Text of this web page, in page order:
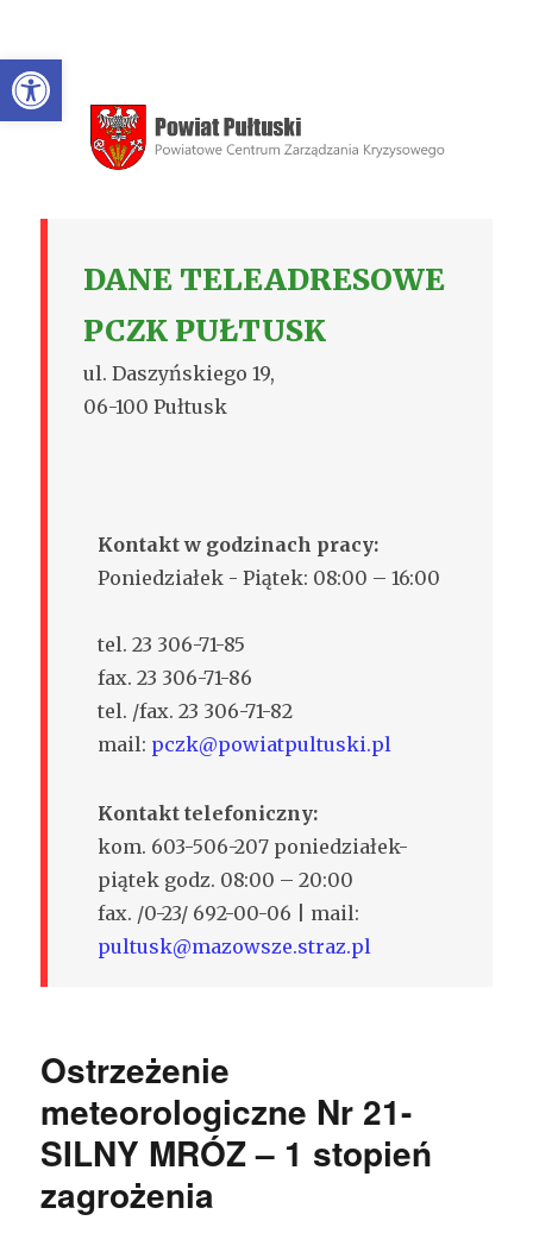
DANE TELEADRESOWE
PCZK PUŁTUSK
ul. Daszyńskiego 19,
06-100 Pułtusk
Kontakt w godzinach pracy:
Poniedziałek - Piątek: 08:00 – 16:00
tel. 23 306-71-85
fax. 23 306-71-86
tel. /fax. 23 306-71-82
mail: pczk@powiatpultuski.pl
Kontakt telefoniczny:
kom. 603-506-207 poniedziałek-
piątek godz. 08:00 – 20:00
fax. /0-23/ 692-00-06 | mail:
pultusk@mazowsze.straz.pl
Ostrzeżenie
meteorologiczne Nr 21-
SILNY MRÓZ – 1 stopień
zagrożenia
Open toolbar